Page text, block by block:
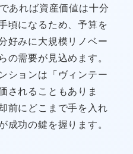
あれば資産価値は十分
頃になるため、予算を
好みに大規模リノベー
の需要が見込めます。
ションは「ヴィンテー
されることもありま
前にどこまで手を入れ
成功の鍵を握ります。